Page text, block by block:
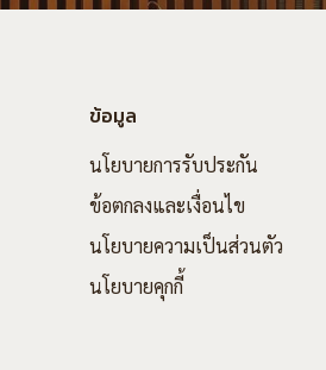
ข้อมูล
นโยบายการรับประกัน
ข้อตกลงและเงื่อนไข
นโยบายความเป็นส่วนตัว
นโยบายคุกกี้